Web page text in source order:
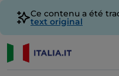
Ce contenu a été
text original